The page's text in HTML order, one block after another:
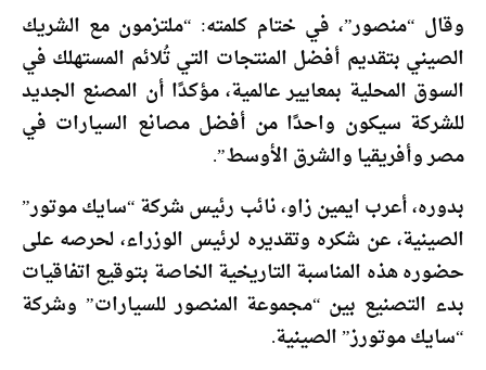
وقال “منصور”، في ختام كلمته: “ملتزمون مع الشريك
الصيني بتقديم أفضل المنتجات التي تُلائم المستهلك في
السوق المحلية بمعايير عالمية، مؤكدًا أن المصنع الجديد
للشركة سيكون واحدًا من أفضل مصانع السيارات في
مصر وأفريقيا والشرق الأوسط”.
بدوره، أعرب ايمين زاو، نائب رئيس شركة “سايك موتور”
الصينية، عن شكره وتقديره لرئيس الوزراء، لحرصه على
حضوره هذه المناسبة التاريخية الخاصة بتوقيع اتفاقيات
بدء التصنيع بين “مجموعة المنصور للسيارات” وشركة
“سايك موتورز” الصينية.